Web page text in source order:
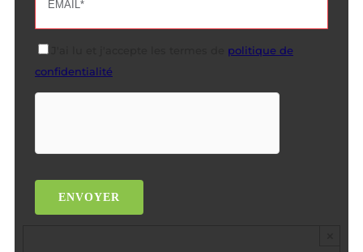
Veuillez laisser ce champ vide.
politique de
confidentialité